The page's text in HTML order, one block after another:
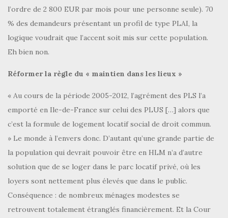
l’ordre de 2 800 EUR par mois pour une personne seule). 70
% des demandeurs présentant un profil de type PLAI, la
logique voudrait que l’accent soit mis sur cette population.
Eh bien non.
Réformer la règle du « maintien dans les lieux »
« Au cours de la période 2005-2012, l’agrément des PLS l’a
emporté en Ile-de-France sur celui des PLUS […] alors que
c’est la formule de logement locatif social de droit commun.
» Le monde à l’envers donc. D’autant qu’une grande partie de
la population qui devrait pouvoir être en HLM n’a d’autre
solution que de se loger dans le parc locatif privé, où les
loyers sont nettement plus élevés que dans le public.
Conséquence : de nombreux ménages modestes se
retrouvent totalement étranglés financièrement. Et la Cour